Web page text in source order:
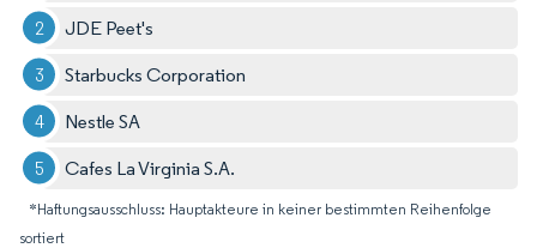
JDE Peet's
Starbucks Corporation
Nestle SA
Cafes La Virginia S.A.
*Haftungsausschluss: Hauptakteure in keiner bestimmten Reihenfolge
sortiert